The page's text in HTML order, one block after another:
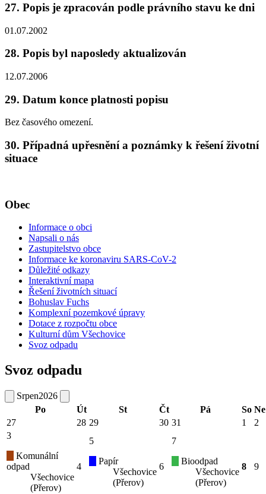
27. Popis je zpracován podle právního stavu ke dni
01.07.2002
28. Popis byl naposledy aktualizován
12.07.2006
29. Datum konce platnosti popisu
Bez časového omezení.
30. Případná upřesnění a poznámky k řešení životní
situace
Obec
Informace o obci
Napsali o nás
Zastupitelstvo obce
Informace ke koronaviru SARS-CoV-2
Důležité odkazy
Interaktivní mapa
Řešení životních situací
Bohuslav Fuchs
Komplexní pozemkové úpravy
Dotace z rozpočtu obce
Kulturní dům Všechovice
Svoz odpadu
Svoz odpadu
Srpen2026
Po
Út St Čt Pá So Ne
27
28 29 30 31 1
2
3
Komunální
odpad
Všechovice
(Přerov)
4
5
Papír
Všechovice
(Přerov)
6
7
Bioodpad
Všechovice
(Přerov)
8 9